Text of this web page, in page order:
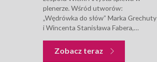
plenerze. Wśród utworów:
„Wędrówka do słów” Marka Grechuty
i Wincenta Stanisława Fabera,
Marek Grechuta i Tadeusz Nowak oraz
Zobacz teraz Muzyka